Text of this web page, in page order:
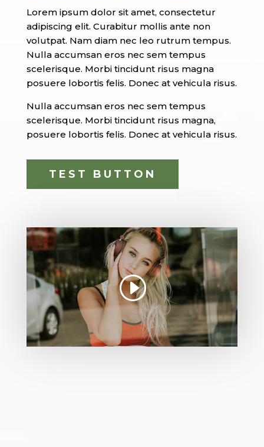
Lorem ipsum dolor sit amet, consectetur
adipiscing elit. Curabitur mollis ante non
volutpat. Nam diam nec leo rutrum tempus.
Nulla accumsan eros nec sem tempus
scelerisque. Morbi tincidunt risus magna
posuere lobortis felis. Donec at vehicula risus.
Nulla accumsan eros nec sem tempus
scelerisque. Morbi tincidunt risus magna,
posuere lobortis felis. Donec at vehicula risus.
TEST BUTTON